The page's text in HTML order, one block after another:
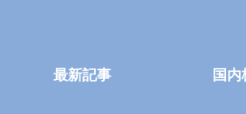
最新記事 国内